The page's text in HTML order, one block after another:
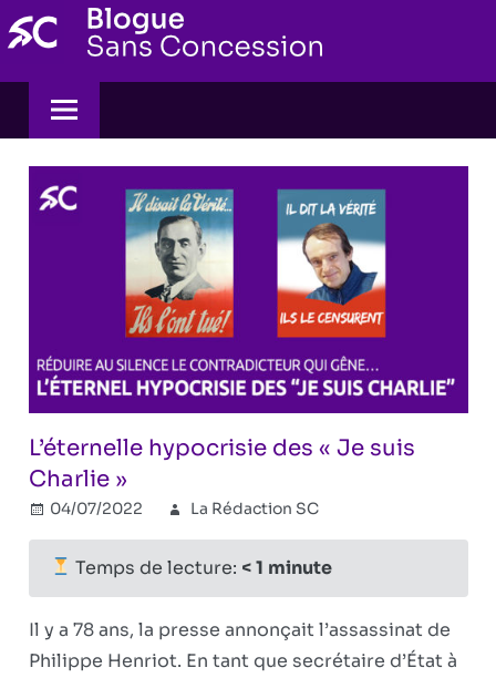
Skip
to
content
L’éternelle hypocrisie des « Je suis
Charlie »
04/07/2022 La Rédaction SC
politiques
Commentaires
des
« Je
Temps de lecture: < 1 minute
Il y a 78 ans, la presse annonçait l’assassinat de
Philippe Henriot. En tant que secrétaire d’État à